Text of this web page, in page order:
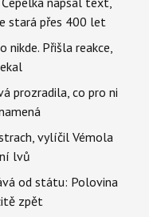
stará přes 400 let
Přišla reakce,
prozradila, co pro ni
vylíčil Vémola
lvů
od státu: Polovina
zpět